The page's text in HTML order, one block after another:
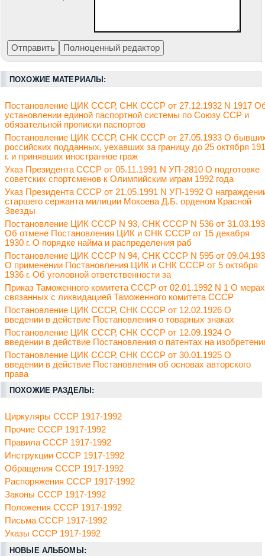
ПОХОЖИЕ МАТЕРИАЛЫ:
Постановление ЦИК СССР, СНК СССР от 27.12.1932 N 1917
установлении единой паспортной системы по Союзу ССР и
обязательной прописки паспортов
Постановление ЦИК СССР, СНК СССР от 27.05.1933 О
российских подданных, уехавших за границу до 25 октября
г. и принявших иностранное граж
Указ Президента СССР от 05.11.1991 N УП-2810 О подготовке
советских спортсменов к Олимпийским играм 1992 года
Указ Президента СССР от 21.05.1991 N УП-1992 О
старшего сержанта милиции Мокоева Д.Б. орденом Красной
Звезды
Постановление ЦИК СССР N 93, СНК СССР N 536 от
Об отмене Постановления ЦИК и СНК СССР от 15 декабря
1930 г. О порядке найма и распределения раб
Постановление ЦИК СССР N 94, СНК СССР N 595 от
О применении Постановления ЦИК и СНК СССР от 5 октября
1936 г. Об уголовной ответственности за
Приказ Таможенного комитета СССР от 02.01.1992 N 1 О
связанных с ликвидацией Таможенного комитета СССР
Постановление ЦИК СССР, СНК СССР от 12.02.1926 О
введении в действие Постановления о товарных знаках
Постановление ЦИК СССР, СНК СССР от 12.09.1924 О
введении в действие Постановления о патентах на
Постановление ЦИК СССР, СНК СССР от 30.01.1925 О
введении в действие Постановления об основах авторского
права
ПОХОЖИЕ РАЗДЕЛЫ:
Циркуляры СССР 1917-1992
Прочие СССР 1917-1992
Правила СССР 1917-1992
Инструкции СССР 1917-1992
Обращения СССР 1917-1992
Распоряжения СССР 1917-1992
Законы СССР 1917-1992
Положения СССР 1917-1992
Письма СССР 1917-1992
Указы СССР 1917-1992
НОВЫЕ АЛЬБОМЫ: